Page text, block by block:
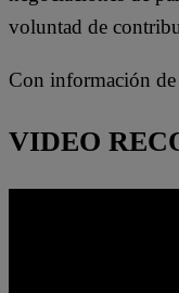
voluntad de
Con información de
VIDEO